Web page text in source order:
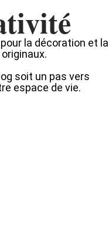
la décoration et la
soit un pas vers
espace de vie.